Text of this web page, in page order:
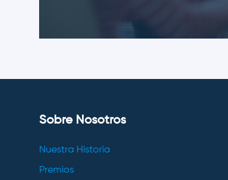
Sobre Nosotros
Nuestra Historia
Premios